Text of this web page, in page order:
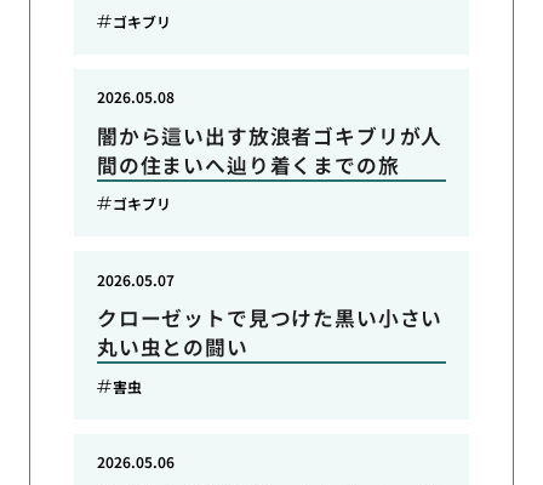
ゴキブリ
闇から這い出す放浪者ゴキブリが人
間の住まいへ辿り着くまでの旅
2026.05.08
ゴキブリ
クローゼットで見つけた黒い小さい
丸い虫との闘い
2026.05.07
害虫
2026.05.06